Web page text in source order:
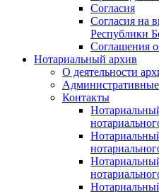
Согласия
Согласия на
Республики
Соглашения
Нотариальный архив
О деятельности
Контакты